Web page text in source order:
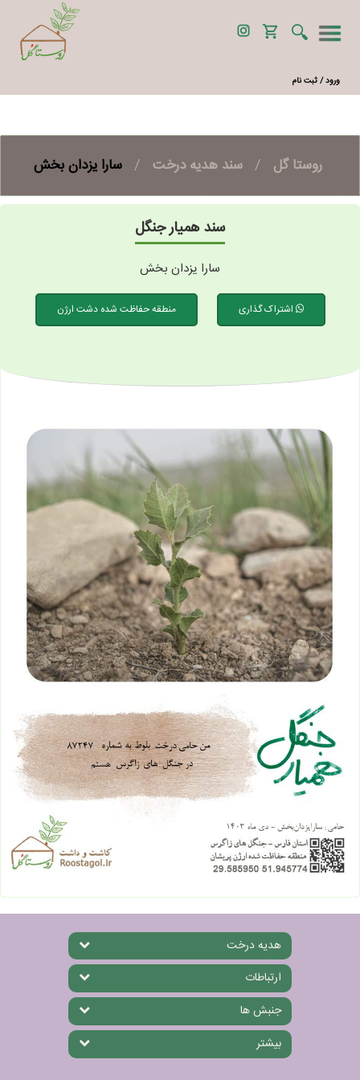
ورود / ثبت نام
روستا گل / سند هدیه درخت / سارا یزدان بخش
سند همیار جنگل
سارا یزدان بخش
اشتراک گذاری منطقه حفاظت شده دشت ارژن
هدیه درخت
ارتباطات
جنبش ها
بیشتر